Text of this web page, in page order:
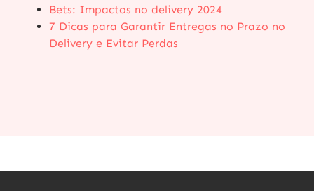
Bets: Impactos no delivery 2024
7 Dicas para Garantir Entregas no Prazo no
Delivery e Evitar Perdas